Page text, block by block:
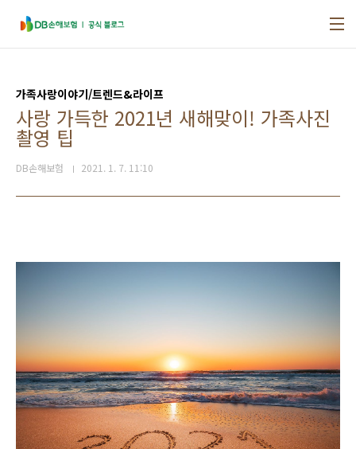
가족사랑이야기/트렌드&라이프
사랑 가득한 2021년 새해맞이! 가족사진
촬영 팁
DB손해보험 2021. 1. 7. 11:10